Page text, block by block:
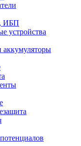
ИБП
устройства
аккумуляторы